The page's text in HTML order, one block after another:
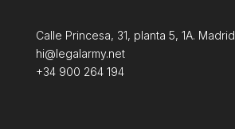
Calle Princesa, 31, planta 5, 1A. Madrid
hi@legalarmy.net
+34 900 264 194